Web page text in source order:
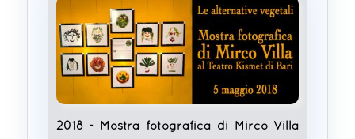
2018 - Mostra fotografica di Mirco Villa